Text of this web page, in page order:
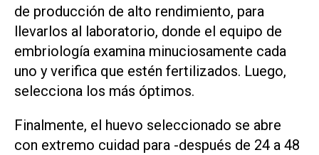
de producción de alto rendimiento, para
llevarlos al laboratorio, donde el equipo de
embriología examina minuciosamente cada
uno y verifica que estén fertilizados. Luego,
selecciona los más óptimos.
Finalmente, el huevo seleccionado se abre
con extremo cuidad para -después de 24 a 48